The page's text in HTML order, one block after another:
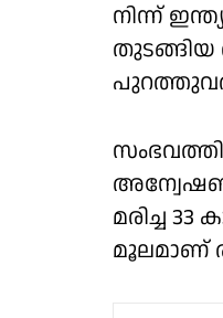
നിന്ന്
മരിച്ച
മൂലമാണ്